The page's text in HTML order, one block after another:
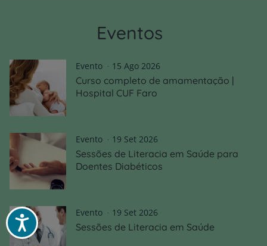
Acessibilidade
Eventos
Evento 15 Ago 2026
Curso completo de amamentação |
Hospital CUF Faro
Evento 19 Set 2026
Sessões de Literacia em Saúde para
Doentes Diabéticos
Evento 19 Set 2026
Sessões de Literacia em Saúde